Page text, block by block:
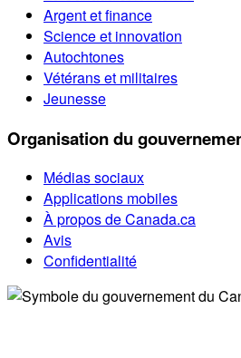
Argent et finance
Science et innovation
Autochtones
Vétérans et militaires
Jeunesse
Organisation du
Médias sociaux
Applications mobiles
À propos de Canada.ca
Avis
Confidentialité